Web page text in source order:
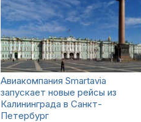
Авиакомпания Smartavia
запускает новые рейсы из
Калининграда в Санкт-
Петербург